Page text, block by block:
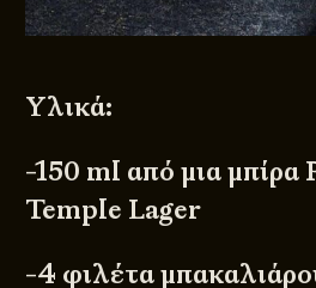
Υλικά:
-150 ml από μια μπίρα
Temple Lager
-4 φιλέτα